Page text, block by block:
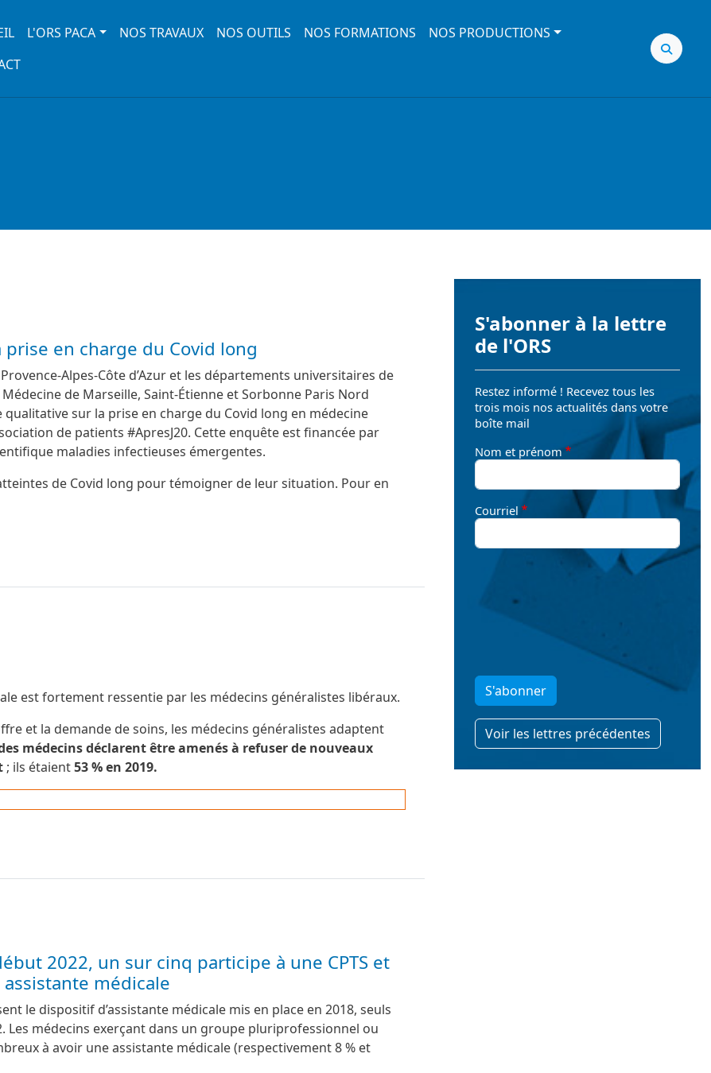
navigation
L'ORS PACA NOS TRAVAUX NOS OUTILS NOS FORMATIONS
NOS PRODUCTIONS
en charge du Covid long
Alpes-Côte d’Azur et les départements universitaires de
de Marseille, Saint-Étienne et Sorbonne Paris Nord
sur la prise en charge du Covid long en médecine
de patients #ApresJ20. Cette enquête est financée par
maladies infectieuses émergentes.
de Covid long pour témoigner de leur situation. Pour en
est fortement ressentie par les médecins généralistes libéraux.
et la demande de soins, les médecins généralistes adaptent
médecins déclarent être amenés à refuser de nouveaux
; ils étaient53 % en 2019.
2022, un sur cinq participe à une CPTS et
médicale
le dispositif d’assistante médicale mis en place en 2018, seuls
Les médecins exerçant dans un groupe pluriprofessionnel ou
à avoir une assistante médicale (respectivement 8 % et
S'abonner à la lettre
de l'ORS
Restez informé ! Recevez tous les
trois mois nos actualités dans votre
boîte mail
Nom et prénom
Courriel
S'abonner
Voir les lettres précédentes